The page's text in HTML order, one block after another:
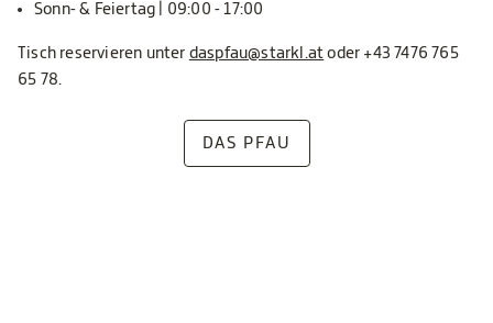
Sonn- & Feiertag | 09:00 - 17:00
Tisch reservieren unter daspfau@starkl.atoder +43 7476 765
65 78.
DAS PFAU